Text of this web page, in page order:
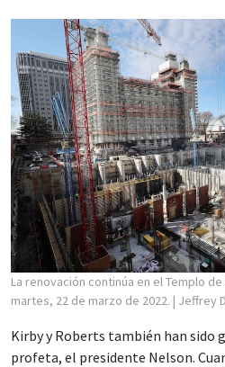
La renovación continúa en el Templo
martes, 22 de marzo de 2022. | Jeffrey
Kirby y Roberts también han sido
profeta, el presidente Nelson.